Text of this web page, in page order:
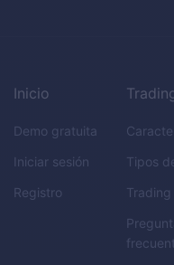
Inicio
Demo gratuita
Iniciar sesión
Registro
Tipos
Trading